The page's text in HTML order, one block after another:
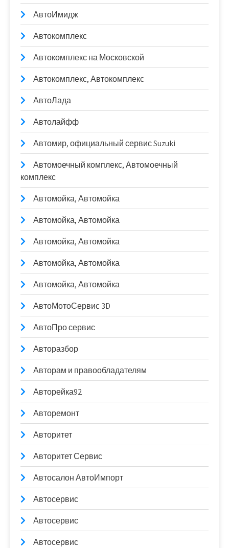
АвтоИмидж
Автокомплекс
Автокомплекс на Московской
Автокомплекс, Автокомплекс
АвтоЛада
Автолайфф
Автомир, официальный сервис Suzuki
Автомоечный комплекс, Автомоечный
комплекс
Автомойка, Автомойка
Автомойка, Автомойка
Автомойка, Автомойка
Автомойка, Автомойка
Автомойка, Автомойка
АвтоМотоСервис 3D
АвтоПро сервис
Авторазбор
Авторам и правообладателям
Авторейка92
Авторемонт
Авторитет
Авторитет Сервис
Автосалон АвтоИмпорт
Автосервис
Автосервис
Автосервис